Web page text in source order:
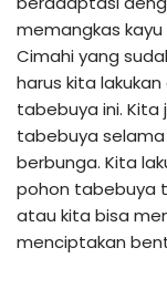
memangkas
Cimahi yang
harus kita
tabebuya ini.
tabebuya
berbunga. Kita
pohon tabebuya
atau kita bisa
menciptakan